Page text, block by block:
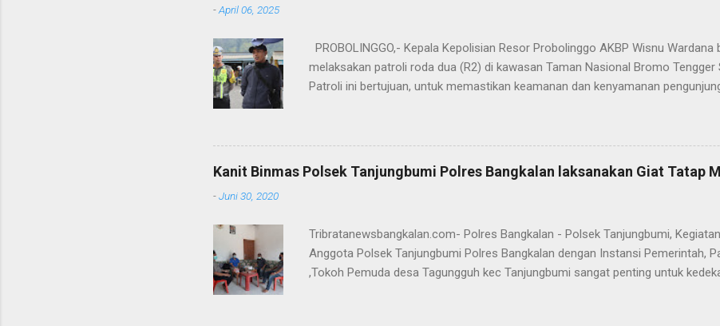
-April 06, 2025
PROBOLINGGO,- Kepala Kepolisian Resor Probolinggo AKBP Wisnu
melaksakan patroli roda dua (R2) di kawasan Taman Nasional Bromo
Patroli ini bertujuan, untuk memastikan keamanan dan kenyamanan
mengantisipasi hal-hal yang tidak kita inginkan, seiring dengan jumlah
meningkat selama libur Lebaran," kata AKBP Wisnu Wardana. Kapolres
pihaknya melakukan hal ini sebagai langkah antisipasi untuk memastikan
menekankan pentingnya keselamatan, terutama bagi pengunjung yang
Kanit Binmas Polsek Tanjungbumi Polres Bangkalan laksanakan Giat Tatap
-Juni 30, 2020
Tribratanewsbangkalan.com- Polres Bangkalan - Polsek Tanjungbumi,
Anggota Polsek Tanjungbumi Polres Bangkalan dengan Instansi Pemerintah,
,Tokoh Pemuda desa Tagungguh kec Tanjungbumi sangat penting untuk
ngobrol santai sembari menyampaikan Himbauan Kamtibmas untuk bersama